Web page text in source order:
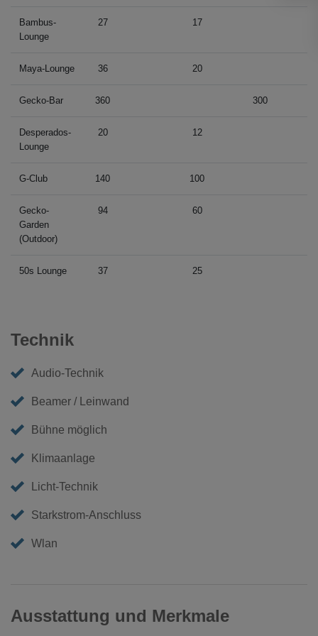
Bambus-
Lounge
27 17
Maya-Lounge 36 20
Gecko-Bar 360 300
Desperados-
Lounge
20 12
G-Club 140 100
Gecko-
Garden
(Outdoor)
94 60
50s Lounge 37 25
Technik
Audio-Technik
Beamer / Leinwand
Bühne möglich
Klimaanlage
Licht-Technik
Starkstrom-Anschluss
Wlan
Ausstattung und Merkmale